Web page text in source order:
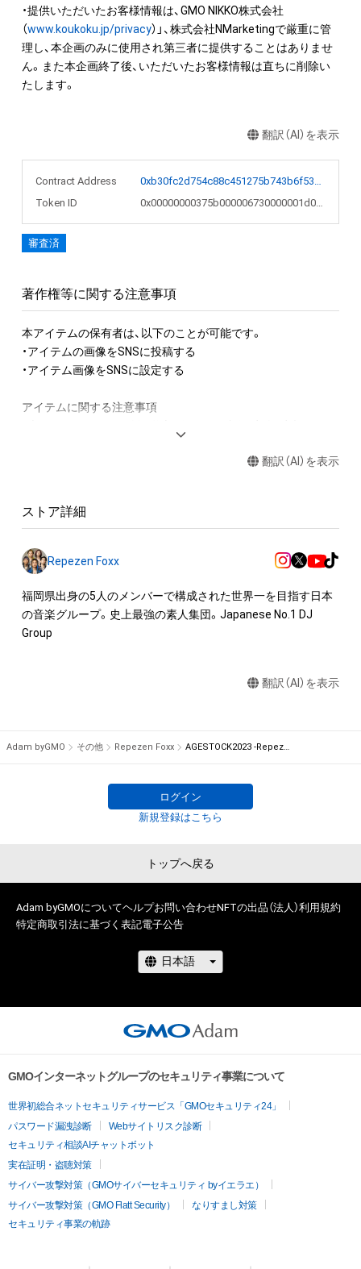
・提供いただいたお客様情報は、GMO NIKKO株式会社
（www.koukoku.jp/privacy）」、株式会社NMarketingで厳重に管
理し、本企画のみに使用され第三者に提供することはありませ
ん。また本企画終了後、いただいたお客様情報は直ちに削除い
たします。
翻訳（AI）を表示
Contract Address
0xb30fc2d754c88c451275b743b6f530f19f643683
Token ID
0x00000000375b000006730000001d0cac
審査済
著作権等に関する注意事項
本アイテムの保有者は、以下のことが可能です。
・アイテムの画像をSNSに投稿する
・アイテム画像をSNSに設定する
アイテムに関する注意事項
権(著作権、特許権、実用新案権、商標権、意匠権その他の知的財
作権を有する方、著作隣接権の権利者またはその管理委託を受
を保有していたとしても、本アイテムに関する創作物にかかる
知的財産権を有することを意味しません。
・本アイテムの著作権を有する方、著作隣接権の権利者またはそ
の管理委託を受けている者からの事前の同意なしに、上記の「本
アイテムの保有者が有する権利」の範囲を超えた行為、知的財産
であると判断した場合、利用をお断りさせていただきます。
翻訳（AI）を表示
ストア詳細
Repezen Foxx
福岡県出身の5人のメンバーで構成された世界一を目指す日本
の音楽グループ。史上最強の素人集団。Japanese No.1 DJ
Group
翻訳（AI）を表示
Adam byGMO その他 Repezen Foxx AGESTOCK2023 -Repezen Foxx TOKYO LIFE- in 国立代々木競技場 第一体育館 来場者限定デジタルグッズ
ログイン
新規登録はこちら
トップへ戻る
Adam byGMOについてヘルプお問い合わせNFTの出品（法人）利用規約
特定商取引法に基づく表記電子公告
GMOインターネットグループのセキュリティ事業について
世界初総合ネットセキュリティサービス「GMOセキュリティ24」
パスワード漏洩診断
Webサイトリスク診断
セキュリティ相談AIチャットボット
実在証明・盗聴対策
サイバー攻撃対策（GMOサイバーセキュリティ byイエラエ）
サイバー攻撃対策（GMO Flatt Security）
なりすまし対策
セキュリティ事業の軌跡